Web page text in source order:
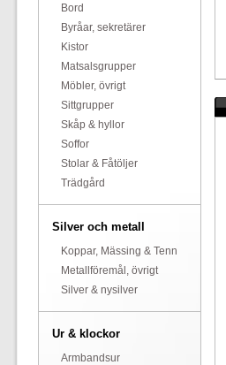
Bord
Byråar, sekretärer
Kistor
Matsalsgrupper
Möbler, övrigt
Sittgrupper
Skåp & hyllor
Soffor
Stolar & Fåtöljer
Trädgård
Silver och metall
Koppar, Mässing & Tenn
Metallföremål, övrigt
Silver & nysilver
Ur & klockor
Armbandsur